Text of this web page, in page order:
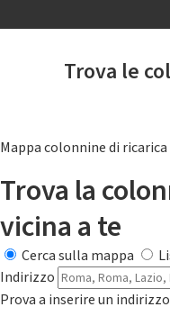
Trova le
Mappa colonnine di
Trova la
vicina a te
Cerca sulla mappa
Indirizzo
Prova a inserire un